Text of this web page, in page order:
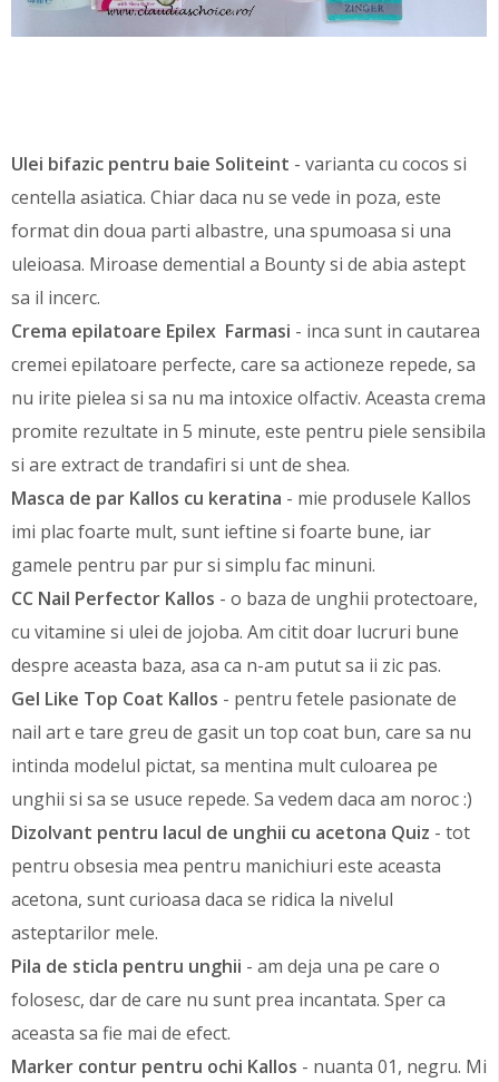
Ulei bifazic pentru baie Soliteint - varianta cu cocos si
centella asiatica. Chiar daca nu se vede in poza, este
format din doua parti albastre, una spumoasa si una
uleioasa. Miroase demential a Bounty si de abia astept
sa il incerc.
Crema epilatoare Epilex Farmasi - inca sunt in cautarea
cremei epilatoare perfecte, care sa actioneze repede, sa
nu irite pielea si sa nu ma intoxice olfactiv. Aceasta crema
promite rezultate in 5 minute, este pentru piele sensibila
si are extract de trandafiri si unt de shea.
Masca de par Kallos cu keratina - mie produsele Kallos
imi plac foarte mult, sunt ieftine si foarte bune, iar
gamele pentru par pur si simplu fac minuni.
CC Nail Perfector Kallos - o baza de unghii protectoare,
cu vitamine si ulei de jojoba. Am citit doar lucruri bune
despre aceasta baza, asa ca n-am putut sa ii zic pas.
Gel Like Top Coat Kallos - pentru fetele pasionate de
nail art e tare greu de gasit un top coat bun, care sa nu
intinda modelul pictat, sa mentina mult culoarea pe
unghii si sa se usuce repede. Sa vedem daca am noroc :)
Dizolvant pentru lacul de unghii cu acetona Quiz - tot
pentru obsesia mea pentru manichiuri este aceasta
acetona, sunt curioasa daca se ridica la nivelul
asteptarilor mele.
Pila de sticla pentru unghii - am deja una pe care o
folosesc, dar de care nu sunt prea incantata. Sper ca
aceasta sa fie mai de efect.
Marker contur pentru ochi Kallos - nuanta 01, negru. Mi